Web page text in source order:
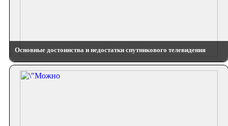
Основные достоинства и недостатки спутникового телевидения